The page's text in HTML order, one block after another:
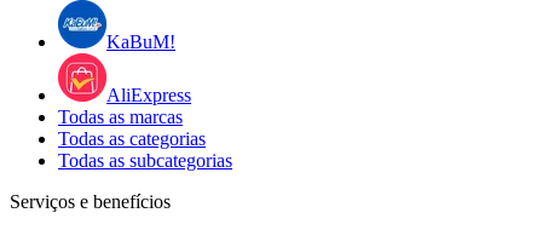
KaBuM!
AliExpress
Todas as marcas
Todas as categorias
Todas as subcategorias
Serviços e benefícios